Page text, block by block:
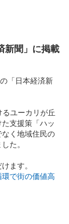
新聞」に掲載
「日本経済新
ユーカリが丘
支援策「ハッ
く地域住民の
た。
ます。
で街の価値高